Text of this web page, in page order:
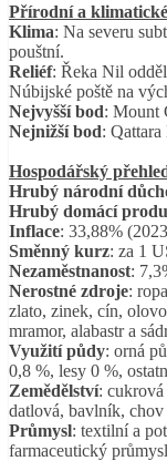
Přírodní a
Klima: Na severu
pouštní.
Reliéf: Řeka Nil
Núbijské poště na
Nejvyšší bod: Mount
Nejnižší bod:
Hospodářský
Hrubý národní
Hrubý domácí
Inflace: 33,88%
Směnný kurz: za 1
Nezaměstnanost:
Nerostné zdroje:
zlato, zinek, cín,
mramor, alabastr a
Využití půdy: orná
0,8 %, lesy 0 %,
Zemědělství: cukrová
datlová, bavlník,
Průmysl: textilní a
farmaceutický